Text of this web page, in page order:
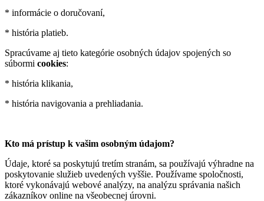
* informácie o doručovaní,
* história platieb.
Spracúvame aj tieto kategórie osobných údajov spojených so
súbormi cookies:
* história klikania,
* história navigovania a prehliadania.
Kto má prístup k vašim osobným údajom?
Údaje, ktoré sa poskytujú tretím stranám, sa používajú výhradne na
poskytovanie služieb uvedených vyššie. Používame spoločnosti,
ktoré vykonávajú webové analýzy, na analýzu správania našich
zákazníkov online na všeobecnej úrovni.